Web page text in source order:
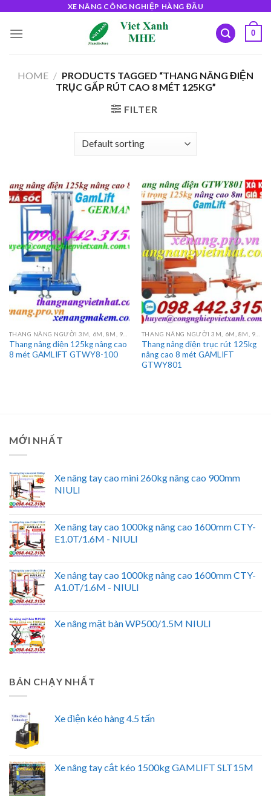
content
XE NÂNG CÔNG NGHIỆP HÀNG ĐẦU
0
HOME / PRODUCTS TAGGED “THANG NÂNG ĐIỆN
TRỤC GẤP RÚT CAO 8 MÉT 125KG”
FILTER
Thang nâng điện 125kg nâng cao
8 mét GAMLIFT GTWY8-100
Thang nâng điện trục rút 125kg
nâng cao 8 mét GAMLIFT
GTWY801
MỚI NHẤT
Xe nâng tay cao mini 260kg nâng cao 900mm
NIULI
Xe nâng tay cao 1000kg nâng cao 1600mm CTY-
E1.0T/1.6M - NIULI
Xe nâng tay cao 1000kg nâng cao 1600mm CTY-
A1.0T/1.6M - NIULI
Xe nâng mặt bàn WP500/1.5M NIULI
BÁN CHẠY NHẤT
Xe điện kéo hàng 4.5 tấn
Xe nâng tay cắt kéo 1500kg GAMLIFT SLT15M